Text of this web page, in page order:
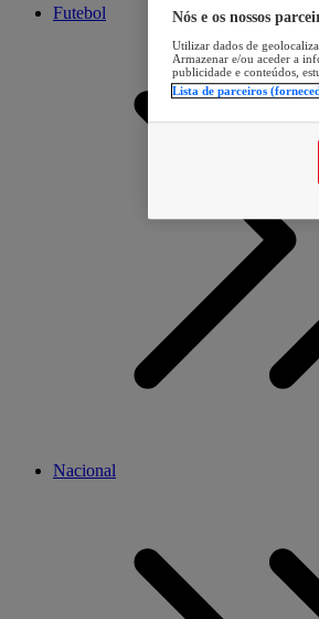
Futebol
Nacional
Nós e os nossos
Utilizar dados de
Armazenar e/ou aceder a
publicidade e conteúdos,
Lista de parceiros